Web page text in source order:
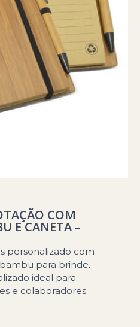
COM
E CANETA –
personalizado com
para brinde.
ideal para
e colaboradores.